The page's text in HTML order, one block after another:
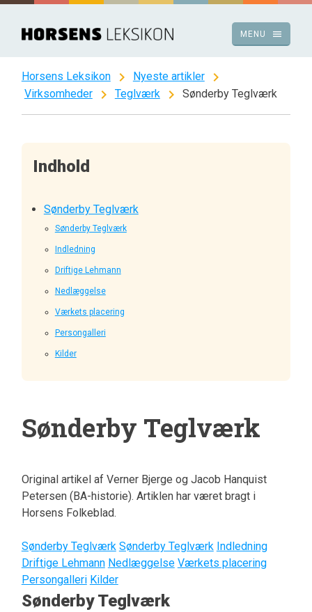
Spring
indhold
menu
MENU
Horsens Leksikon chevron_right Nyeste artikler chevron_right
Virksomheder chevron_right Teglværk chevron_right Sønderby Teglværk
Indhold
Sønderby Teglværk
Sønderby Teglværk
Indledning
Driftige Lehmann
Nedlæggelse
Værkets placering
Persongalleri
Kilder
Sønderby Teglværk
Original artikel af Verner Bjerge og Jacob Hanquist
Petersen (BA-historie). Artiklen har været bragt i
Horsens Folkeblad.
Sønderby Teglværk Sønderby Teglværk Indledning
Driftige Lehmann Nedlæggelse Værkets placering
Persongalleri Kilder
Sønderby Teglværk